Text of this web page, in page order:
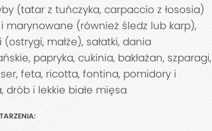
(tatar z tuńczyka, carpaccio z łososia)
marynowane (również śledz lub karp),
(ostrygi, małże), sałatki, dania
papryka, cukinia, bakłażan, szparagi,
feta, ricotta, fontina, pomidory i
drób i lekkie białe mięsa